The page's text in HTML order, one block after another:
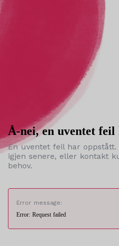
Å-nei, en uventet feil
En uventet feil har oppstått.
igjen senere, eller kontakt
behov.
Error message:
Error: Request failed